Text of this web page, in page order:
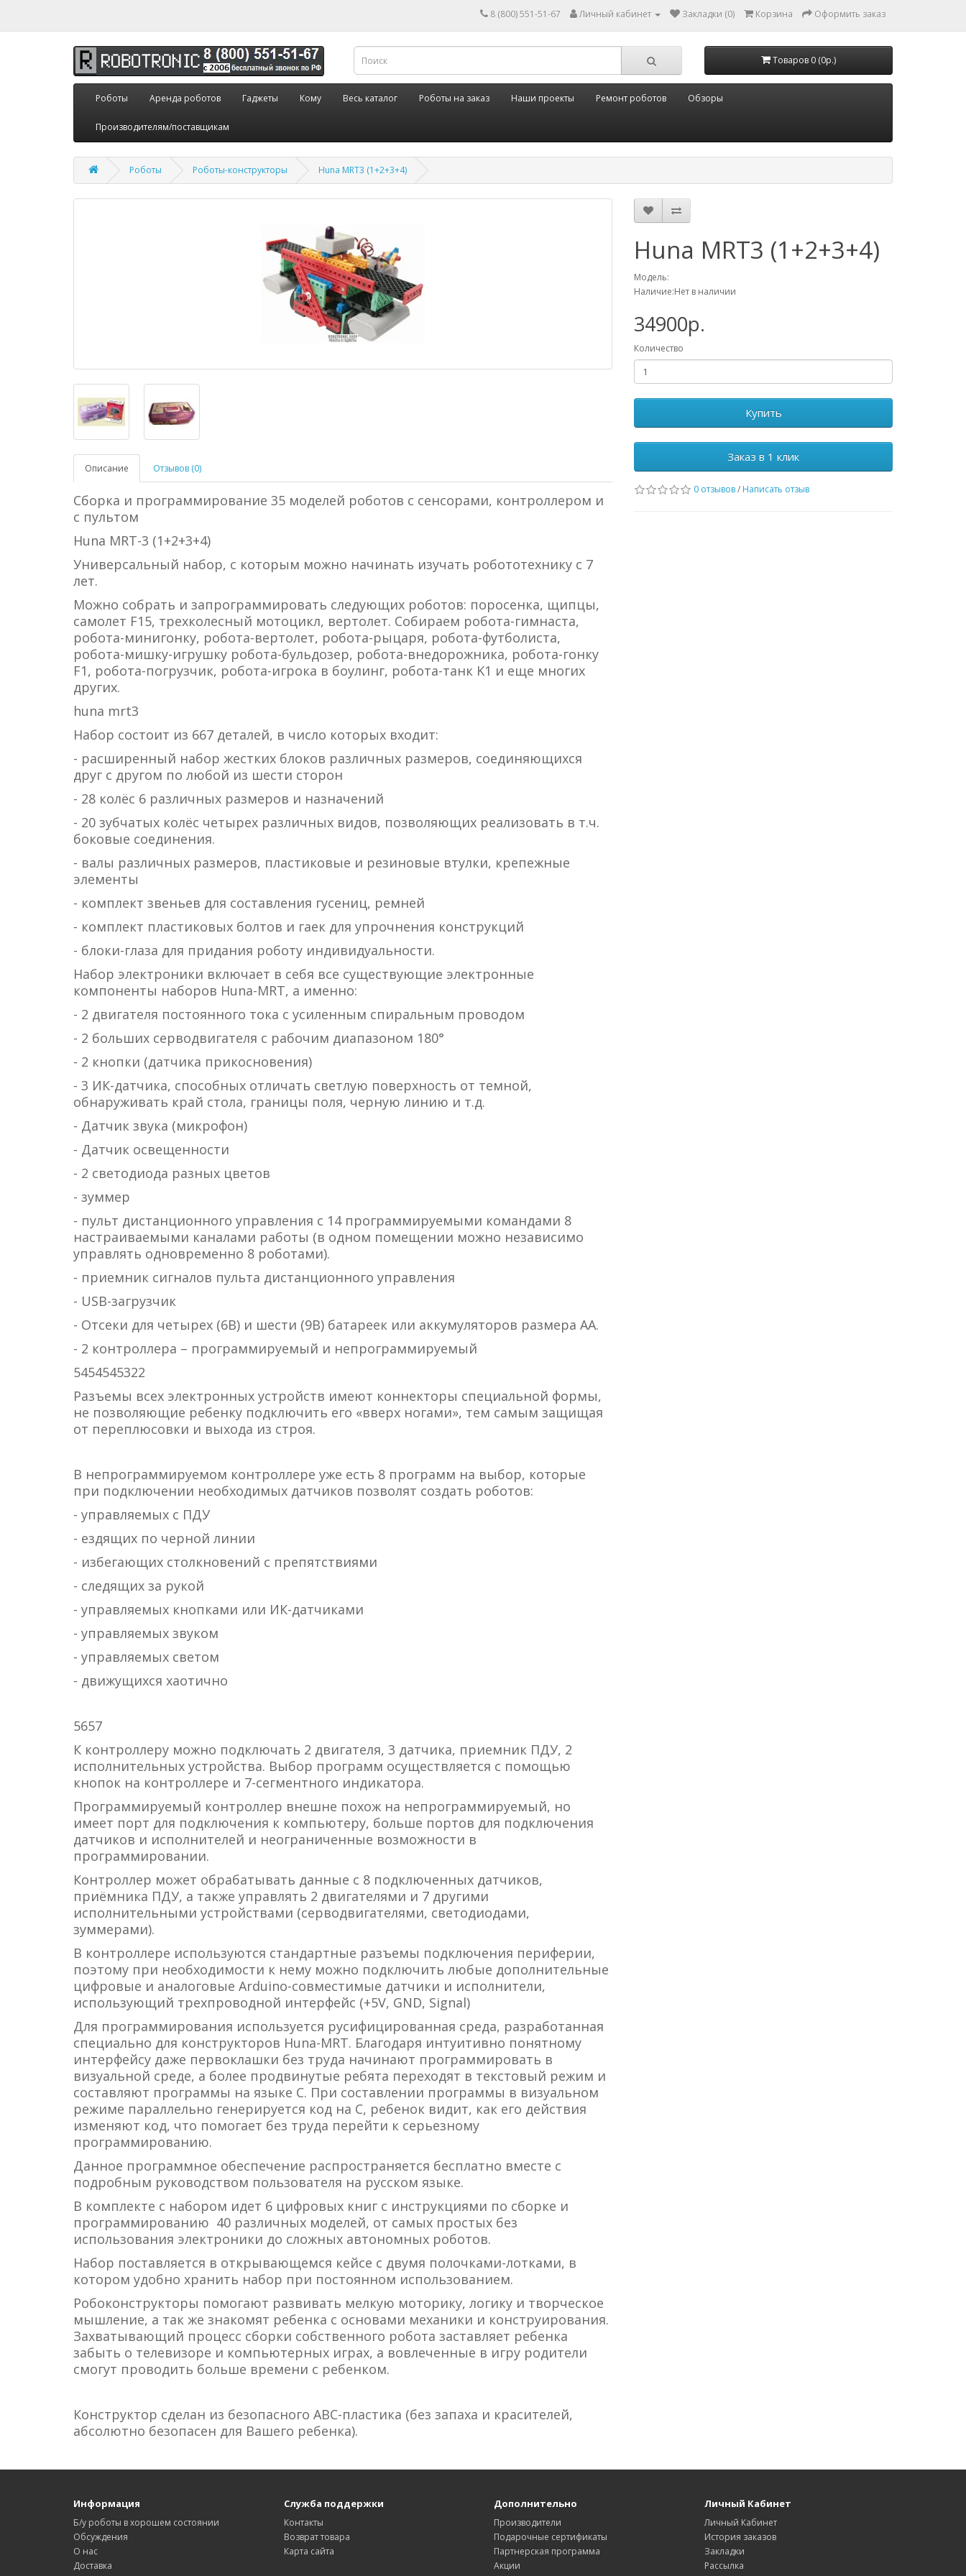
8 (800) 551-51-67 Личный кабинет Закладки (0) Корзина Оформить заказ
Товаров 0 (0р.)
Роботы Аренда роботов Гаджеты Кому Весь каталог Роботы на заказ Наши проекты Ремонт роботов Обзоры
Производителям/поставщикам
Роботы Роботы-конструкторы Huna MRT3 (1+2+3+4)
Описание Отзывов (0)
Сборка и программирование 35 моделей роботов с сенсорами, контроллером и
с пультом
Huna MRT-3 (1+2+3+4)
Универсальный набор, с которым можно начинать изучать робототехнику с 7
лет.
Можно собрать и запрограммировать следующих роботов: поросенка, щипцы,
самолет F15, трехколесный мотоцикл, вертолет. Собираем робота-гимнаста,
робота-минигонку, робота-вертолет, робота-рыцаря, робота-футболиста,
робота-мишку-игрушку робота-бульдозер, робота-внедорожника, робота-гонку
F1, робота-погрузчик, робота-игрока в боулинг, робота-танк K1 и еще многих
других.
huna mrt3
Набор состоит из 667 деталей, в число которых входит:
- расширенный набор жестких блоков различных размеров, соединяющихся
друг с другом по любой из шести сторон
- 28 колёс 6 различных размеров и назначений
- 20 зубчатых колёс четырех различных видов, позволяющих реализовать в т.ч.
боковые соединения.
- валы различных размеров, пластиковые и резиновые втулки, крепежные
элементы
- комплект звеньев для составления гусениц, ремней
- комплект пластиковых болтов и гаек для упрочнения конструкций
- блоки-глаза для придания роботу индивидуальности.
Набор электроники включает в себя все существующие электронные
компоненты наборов Huna-MRT, а именно:
- 2 двигателя постоянного тока с усиленным спиральным проводом
- 2 больших серводвигателя с рабочим диапазоном 180°
- 2 кнопки (датчика прикосновения)
- 3 ИК-датчика, способных отличать светлую поверхность от темной,
обнаруживать край стола, границы поля, черную линию и т.д.
- Датчик звука (микрофон)
- Датчик освещенности
- 2 светодиода разных цветов
- зуммер
- пульт дистанционного управления с 14 программируемыми командами 8
настраиваемыми каналами работы (в одном помещении можно независимо
управлять одновременно 8 роботами).
- приемник сигналов пульта дистанционного управления
- USB-загрузчик
- Отсеки для четырех (6В) и шести (9В) батареек или аккумуляторов размера АА.
- 2 контроллера – программируемый и непрограммируемый
5454545322
Разъемы всех электронных устройств имеют коннекторы специальной формы,
не позволяющие ребенку подключить его «вверх ногами», тем самым защищая
от переплюсовки и выхода из строя.
В непрограммируемом контроллере уже есть 8 программ на выбор, которые
при подключении необходимых датчиков позволят создать роботов:
- управляемых с ПДУ
- ездящих по черной линии
- избегающих столкновений с препятствиями
- следящих за рукой
- управляемых кнопками или ИК-датчиками
- управляемых звуком
- управляемых светом
- движущихся хаотично
5657
К контроллеру можно подключать 2 двигателя, 3 датчика, приемник ПДУ, 2
исполнительных устройства. Выбор программ осуществляется с помощью
кнопок на контроллере и 7-сегментного индикатора.
Программируемый контроллер внешне похож на непрограммируемый, но
имеет порт для подключения к компьютеру, больше портов для подключения
датчиков и исполнителей и неограниченные возможности в
программировании.
Контроллер может обрабатывать данные с 8 подключенных датчиков,
приёмника ПДУ, а также управлять 2 двигателями и 7 другими
исполнительными устройствами (серводвигателями, светодиодами,
зуммерами).
В контроллере используются стандартные разъемы подключения периферии,
поэтому при необходимости к нему можно подключить любые дополнительные
цифровые и аналоговые Arduino-совместимые датчики и исполнители,
использующий трехпроводной интерфейс (+5V, GND, Signal)
Для программирования используется русифицированная среда, разработанная
специально для конструкторов Huna-MRT. Благодаря интуитивно понятному
интерфейсу даже первоклашки без труда начинают программировать в
визуальной среде, а более продвинутые ребята переходят в текстовый режим и
составляют программы на языке С. При составлении программы в визуальном
режиме параллельно генерируется код на С, ребенок видит, как его действия
изменяют код, что помогает без труда перейти к серьезному
программированию.
Данное программное обеспечение распространяется бесплатно вместе с
подробным руководством пользователя на русском языке.
В комплекте с набором идет 6 цифровых книг с инструкциями по сборке и
программированию 40 различных моделей, от самых простых без
использования электроники до сложных автономных роботов.
Набор поставляется в открывающемся кейсе с двумя полочками-лотками, в
котором удобно хранить набор при постоянном использованием.
Робоконструкторы помогают развивать мелкую моторику, логику и творческое
мышление, а так же знакомят ребенка с основами механики и конструирования.
Захватывающий процесс сборки собственного робота заставляет ребенка
забыть о телевизоре и компьютерных играх, а вовлеченные в игру родители
смогут проводить больше времени с ребенком.
Конструктор сделан из безопасного ABC-пластика (без запаха и красителей,
абсолютно безопасен для Вашего ребенка).
Huna MRT3 (1+2+3+4)
Модель:
Наличие:Нет в наличии
34900р.
Количество
Купить
Заказ в 1 клик
0 отзывов/ Написать отзыв
Информация
Б/у роботы в хорошем состоянии
Обсуждения
О нас
Доставка
Служба поддержки
Контакты
Возврат товара
Карта сайта
Дополнительно
Производители
Подарочные сертификаты
Партнерская программа
Акции
Личный Кабинет
Личный Кабинет
История заказов
Закладки
Рассылка